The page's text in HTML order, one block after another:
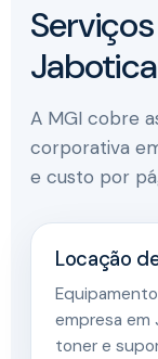
A MGI cobre
corporativa
e custo por
Locação
empresa em
toner e